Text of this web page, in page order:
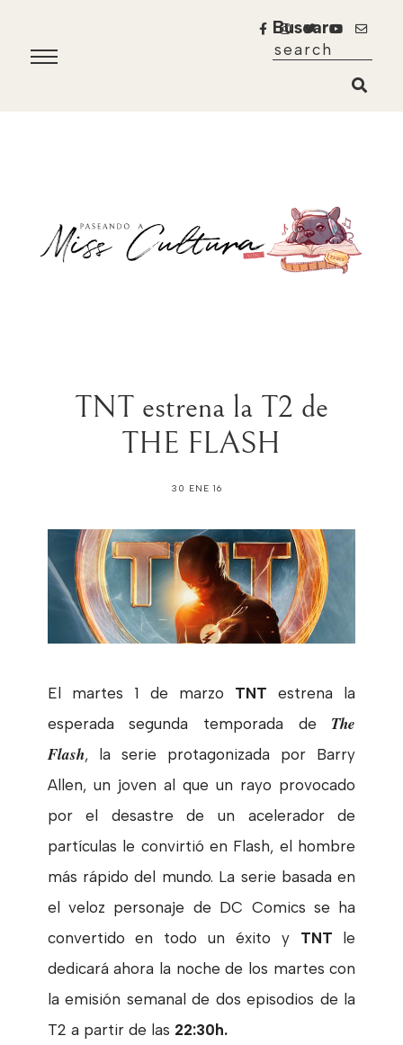
Buscar
TNT estrena la T2 de
THE FLASH
30 ENE 16
El martes 1 de marzo TNT estrena la
esperada segunda temporada de The
Flash, la serie protagonizada por Barry
Allen, un joven al que un rayo provocado
por el desastre de un acelerador de
partículas le convirtió en Flash, el hombre
más rápido del mundo. La serie basada en
el veloz personaje de DC Comics se ha
convertido en todo un éxito y TNT le
dedicará ahora la noche de los martes con
la emisión semanal de dos episodios de la
T2 a partir de las 22:30h.